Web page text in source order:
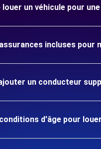
un véhicule pour une
incluses pour
un conducteur
d'âge pour